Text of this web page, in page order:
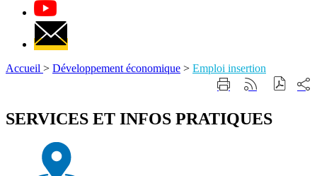
Accueil > Développement économique > Emploi insertion
ImprimerGénérer
RSS
sur
SERVICES ET INFOS PRATIQUES